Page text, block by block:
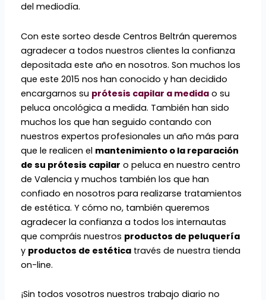
del mediodía.
Con este sorteo desde Centros Beltrán queremos
agradecer a todos nuestros clientes la confianza
depositada este año en nosotros. Son muchos los
que este 2015 nos han conocido y han decidido
encargarnos su prótesis capilar a medida o su
peluca oncológica a medida. También han sido
muchos los que han seguido contando con
nuestros expertos profesionales un año más para
que le realicen el mantenimiento o la reparación
de su prótesis capilar o peluca en nuestro centro
de Valencia y muchos también los que han
confiado en nosotros para realizarse tratamientos
de estética. Y cómo no, también queremos
agradecer la confianza a todos los internautas
que compráis nuestros productos de peluquería
y productos de estética través de nuestra tienda
on-line.
¡Sin todos vosotros nuestros trabajo diario no